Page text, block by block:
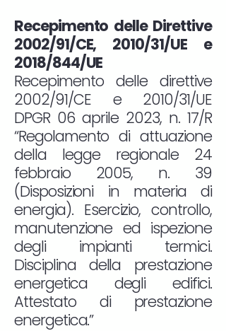
Recepimento delle Direttive
2002/91/CE, 2010/31/UE e
2018/844/UE
Recepimento delle direttive
2002/91/CE e 2010/31/UE
DPGR 06 aprile 2023, n. 17/R
“Regolamento di attuazione
della legge regionale 24
febbraio 2005, n. 39
(Disposizioni in materia di
energia). Esercizio, controllo,
manutenzione ed ispezione
degli impianti termici.
Disciplina della prestazione
energetica degli edifici.
Attestato di prestazione
energetica.”